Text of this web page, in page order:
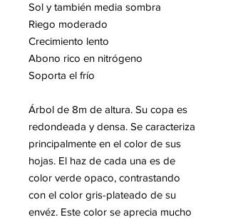
Sol y también media sombra
Riego moderado
Crecimiento lento
Abono rico en nitrógeno
Soporta el frío
Árbol de 8m de altura. Su copa es
redondeada y densa. Se caracteriza
principalmente en el color de sus
hojas. El haz de cada una es de
color verde opaco, contrastando
con el color gris-plateado de su
envéz. Este color se aprecia mucho